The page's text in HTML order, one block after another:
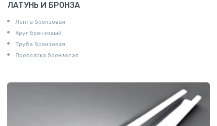
ЛАТУНЬ И БРОНЗА
Лента бронзовая
Круг бронзовый
Труба бронзовая
Проволока бронзовая